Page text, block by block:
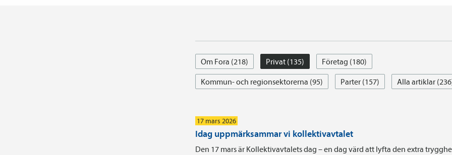
Om Fora (218) Privat (135)
Företag (180)
Kommun- och regionsektorerna (95)
Parter (157) Alla artiklar
17 mars 2026
Idag uppmärksammar vi kollektivavtalet
Den 17 mars är Kollektivavtalets dag – en dag värd att lyfta den extra